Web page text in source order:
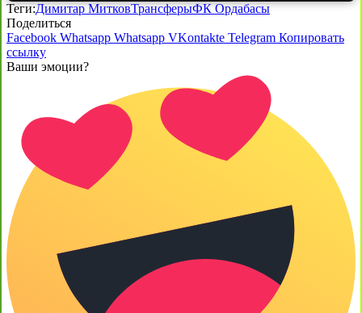
Теги:Димитар МитковТрансферыФК Ордабасы
Поделиться
Facebook Whatsapp Whatsapp VKontakte Telegram Копировать
ссылку
Ваши эмоции?